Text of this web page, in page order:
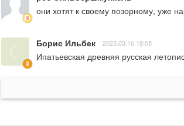
они хотят к своему позорному, уже
Борис Ильбек 2023.03.16 18:05
Ипатьевская древняя русская